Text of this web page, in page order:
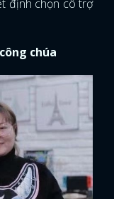
định chọn cô trợ
chúa